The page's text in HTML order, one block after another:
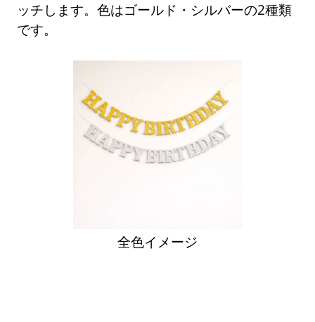
ッチします。色はゴールド・シルバーの2種類
です。
全色イメージ